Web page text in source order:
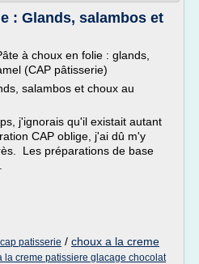
: Glands, salambos et
à choux en folie : glands,
(CAP pâtisserie)
salambos et choux au
j'ignorais qu'il existait autant
CAP oblige, j'ai dû m'y
Les préparations de base
patisserie / choux a la creme
la creme patissiere glacage chocolat